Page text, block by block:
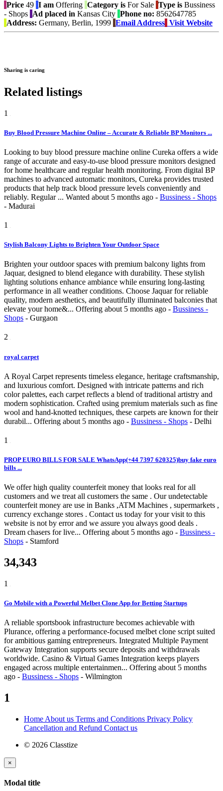
Price 49 I am Offering Category is For Sale Type is Bussiness
- Shops Ad placed in Kansas City Phone no: 8562647785
Address: Germany, Berlin, 1999 Email Address Visit Website
Sharing is caring
Related listings
1
Buy Blood Pressure Machine Online – Accurate & Reliable BP Monitors ...
Looking to buy blood pressure machine online Cureka offers a wide
range of accurate and easy-to-use blood pressure monitors designed
for home healthcare and regular health monitoring. From digital BP
machines to advanced automatic monitors, Cureka provides trusted
products that help track blood pressure levels conveniently and
reliably. Regular ... Wanted about 5 months ago - Bussiness - Shops
- Madurai
1
Stylish Balcony Lights to Brighten Your Outdoor Space
Brighten your outdoor spaces with premium balcony lights from
Jaquar, designed to blend elegance with durability. These stylish
lighting solutions enhance ambiance while ensuring long-lasting
performance in all weather conditions. Choose Jaquar for reliable
quality, modern aesthetics, and beautifully illuminated balconies that
elevate your home&... Offering about 5 months ago - Bussiness -
Shops - Gurgaon
2
royal carpet
A Royal Carpet represents timeless elegance, heritage craftsmanship,
and luxurious comfort. Designed with intricate patterns and rich
color palettes, each carpet reflects a blend of traditional artistry and
modern sophistication. Crafted using premium materials such as fine
wool and hand-knotted techniques, these carpets are known for their
durabil... Offering about 5 months ago - Bussiness - Shops - Delhi
1
PROP EURO BILLS FOR SALE WhatsApp(+44 7397 620325)buy fake euro
bills ...
We offer high quality counterfeit money that looks real for all
customers and we treat all customers the same . Our undetectable
counterfeit money are use in Banks ,ATM Machines , supermarkets ,
currency exchange stores . Contact us today for your visit to this
website is not by error and we assure you always good deals .
Dream chasers for live... Offering about 5 months ago - Bussiness -
Shops - Stamford
34,343
1
Go Mobile with a Powerful Melbet Clone App for Betting Startups
A reliable sportsbook infrastructure becomes achievable with
Plurance, offering a performance-focused melbet clone script suited
for ambitious gaming entrepreneurs. Integrated Multiple Payment
Gateway Integration supports secure deposits and withdrawals
worldwide. Casino & Virtual Games Integration keeps players
engaged across multiple entertainmen... Offering about 5 months
ago - Bussiness - Shops - Wilmington
1
Home About us Terms and Conditions Privacy Policy
Cancellation and Refund Contact us
© 2026 Classtize
×
Modal title